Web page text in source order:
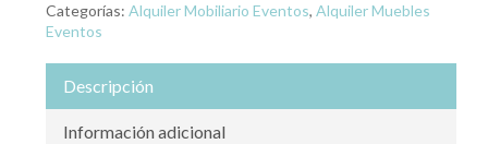
Categorías: Alquiler Mobiliario Eventos, Alquiler Muebles
Eventos
Descripción
Información adicional